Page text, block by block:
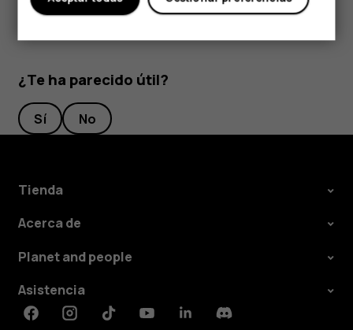
¿Te ha parecido útil?
Sí No
Tienda
Acerca de
Planet and people
Asistencia
FacebookInstagramTiktokYoutubeLinkedinDiscord